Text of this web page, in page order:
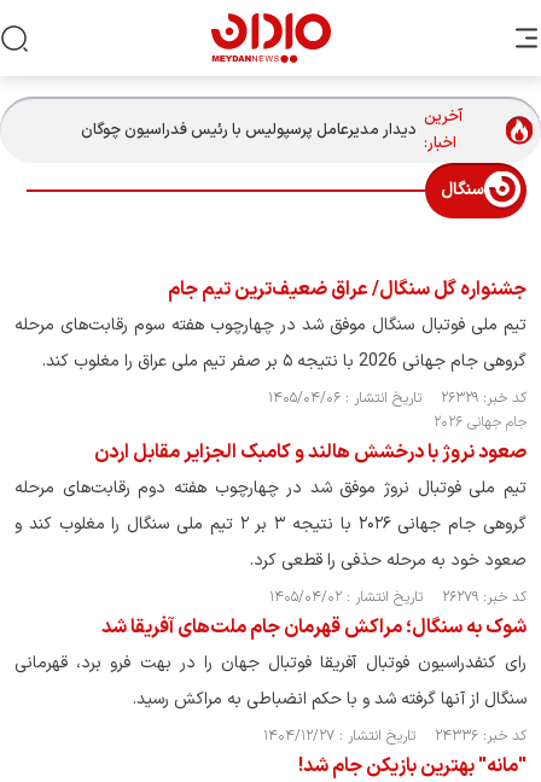
آخرین
اخبار:
دیدار مدیرعامل پرسپولیس با رئیس فدراسیون چوگان
سنگال
جشنواره گل سنگال/ عراق ضعیف‌ترین تیم جام
تیم ملی فوتبال سنگال موفق شد در چهارچوب هفته سوم رقابت‌های مرحله
گروهی جام جهانی 2026 با نتیجه ۵ بر صفر تیم ملی عراق را مغلوب کند.
کد خبر: ۲۶۳۲۹ تاریخ انتشار : ۱۴۰۵/۰۴/۰۶
جام جهانی ۲۰۲۶
صعود نروژ با درخشش هالند و کامبک الجزایر مقابل اردن
تیم ملی فوتبال نروژ موفق شد در چهارچوب هفته دوم رقابت‌های مرحله
گروهی جام جهانی ۲۰۲۶ با نتیجه ۳ بر ۲ تیم ملی سنگال را مغلوب کند و
صعود خود به مرحله حذفی را قطعی کرد.
کد خبر: ۲۶۲۷۹ تاریخ انتشار : ۱۴۰۵/۰۴/۰۲
شوک به سنگال؛ مراکش قهرمان جام ملت‌های آفریقا شد
رای کنفدراسیون فوتبال آفریقا فوتبال جهان را در بهت فرو برد، قهرمانی
سنگال از آنها گرفته شد و با حکم انضباطی به مراکش رسید.
کد خبر: ۲۴۳۳۶ تاریخ انتشار : ۱۴۰۴/۱۲/۲۷
"مانه" بهترین بازیکن جام شد!